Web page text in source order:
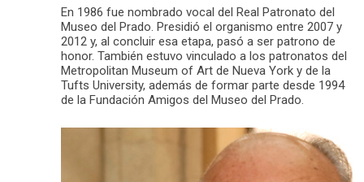
En 1986 fue nombrado vocal del Real Patronato del
Museo del Prado. Presidió el organismo entre 2007 y
2012 y, al concluir esa etapa, pasó a ser patrono de
honor. También estuvo vinculado a los patronatos del
Metropolitan Museum of Art de Nueva York y de la
Tufts University, además de formar parte desde 1994
de la Fundación Amigos del Museo del Prado.